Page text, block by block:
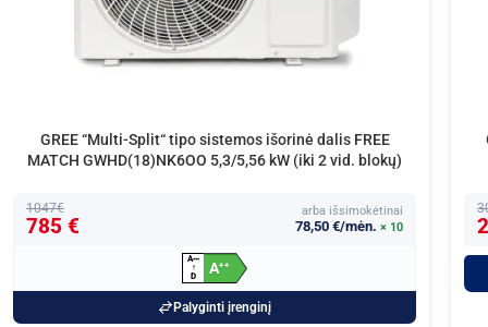
GREE “Multi-Split“ tipo sistemos išorinė dalis FREE
MATCH GWHD(18)NK6OO 5,3/5,56 kW (iki 2 vid. blokų)
1047€
785 €
arba išsimokėtinai
78,50 €/mėn. × 10
A+++
↑
D
A++
Palyginti įrenginį